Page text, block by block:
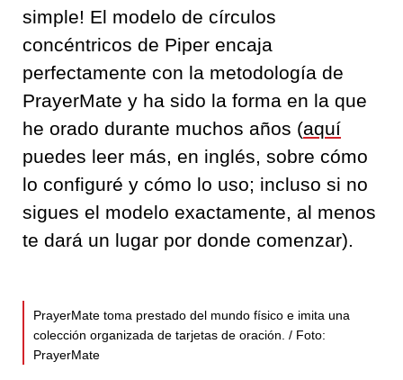
simple! El modelo de círculos
concéntricos de Piper encaja
perfectamente con la metodología de
PrayerMate y ha sido la forma en la que
he orado durante muchos años (aquí
puedes leer más, en inglés, sobre cómo
lo configuré y cómo lo uso; incluso si no
sigues el modelo exactamente, al menos
te dará un lugar por donde comenzar).
PrayerMate toma prestado del mundo físico e imita una
colección organizada de tarjetas de oración. / Foto:
PrayerMate